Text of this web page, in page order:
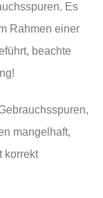
Es
Rahmen einer
beachte
mangelhaft,
korrekt